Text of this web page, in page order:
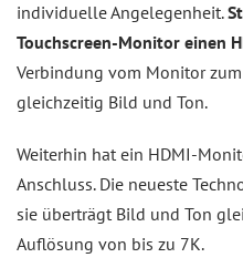
individuelle Angelegenheit.
Touchscreen-Monitor einen
Verbindung vom Monitor
gleichzeitig Bild und Ton.
Weiterhin hat ein HDMI-
Anschluss. Die neueste
sie überträgt Bild und Ton
Auflösung von bis zu 7K.